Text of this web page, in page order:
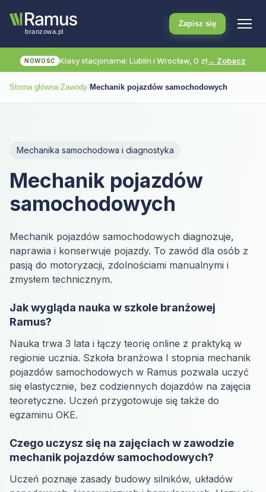
Zapisz się
NOWOŚĆ Klasy stacjonarne: Lublin i Wrocław, 0 zł→ Zobacz
Strona główna/Zawody/ Mechanik pojazdów samochodowych
Mechanika samochodowa i diagnostyka
Mechanik pojazdów
samochodowych
Mechanik pojazdów samochodowych diagnozuje,
naprawia i konserwuje pojazdy. To zawód dla osób z
pasją do motoryzacji, zdolnościami manualnymi i
zmysłem technicznym.
Jak wygląda nauka w szkole branżowej
Ramus?
Nauka trwa 3 lata i łączy teorię online z praktyką w
regionie ucznia. Szkoła branżowa I stopnia mechanik
pojazdów samochodowych w Ramus pozwala uczyć
się elastycznie, bez codziennych dojazdów na zajęcia
teoretyczne. Uczeń przygotowuje się także do
egzaminu OKE.
Czego uczysz się na zajęciach w zawodzie
mechanik pojazdów samochodowych?
Uczeń poznaje zasady budowy silników, układów